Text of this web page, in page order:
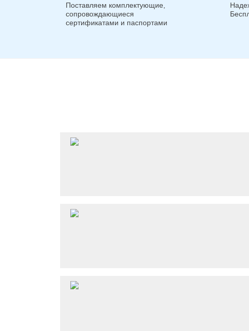
Поставляем комплектующие,
сопровождающиеся
сертификатами и паспортами